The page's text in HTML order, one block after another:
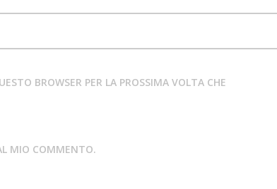
BROWSER PER LA PROSSIMA VOLTA CHE
MIO COMMENTO.